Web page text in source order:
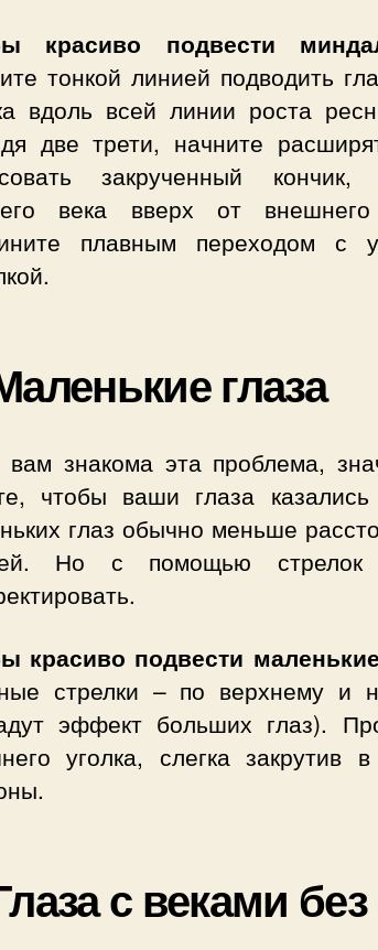
красиво подвести
тонкой линией подводить
вдоль всей линии роста
две трети, начните
закрученный
века вверх от
плавным переходом с
глаза
вам знакома эта проблема,
чтобы ваши глаза
глаз обычно меньше
Но с помощью
красиво подвести
стрелки – по верхнему и
эффект больших глаз).
уголка, слегка закрутив
с веками